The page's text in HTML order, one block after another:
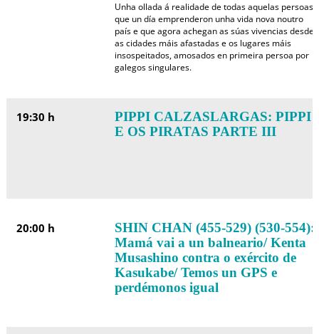
Unha ollada á realidade de todas aquelas persoas
que un día emprenderon unha vida nova noutro
país e que agora achegan as súas vivencias desde
as cidades máis afastadas e os lugares máis
insospeitados, amosados en primeira persoa por
galegos singulares.
19:30 h
PIPPI CALZASLARGAS: PIPPI
E OS PIRATAS PARTE III
20:00 h
SHIN CHAN (455-529) (530-554):
Mamá vai a un balneario/ Kenta
Musashino contra o exército de
Kasukabe/ Temos un GPS e
perdémonos igual